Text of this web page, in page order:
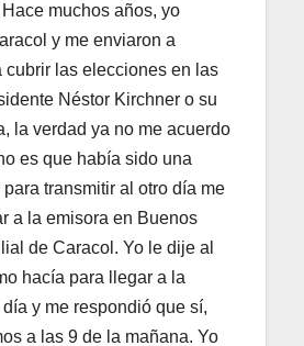
muchos años, yo
y me enviaron a
cubrir las elecciones en las
Néstor Kirchner o su
la verdad ya no me acuerdo
es que había sido una
transmitir al otro día me
a la emisora en Buenos
de Caracol. Yo le dije al
hacía para llegar a la
y me respondió que sí,
a las 9 de la mañana. Yo